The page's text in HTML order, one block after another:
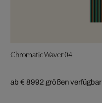
Chromatic Waver 04
ab € 8992 größen verfügbar